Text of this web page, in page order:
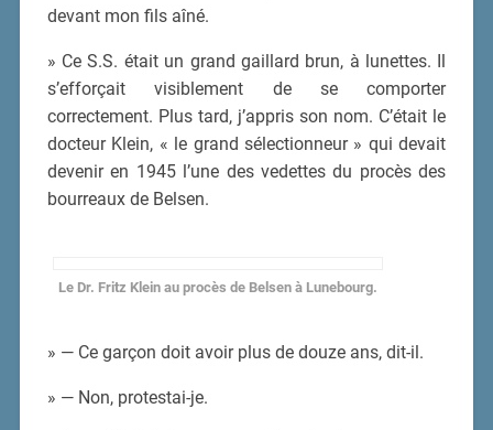
devant mon fils aîné.
» Ce S.S. était un grand gaillard brun, à lunettes. Il
s’efforçait visiblement de se comporter
correctement. Plus tard, j’appris son nom. C’était le
docteur Klein, « le grand sélectionneur » qui devait
devenir en 1945 l’une des vedettes du procès des
bourreaux de Belsen.
Le Dr. Fritz Klein au procès de Belsen à Lunebourg.
» — Ce garçon doit avoir plus de douze ans, dit-il.
» — Non, protestai-je.